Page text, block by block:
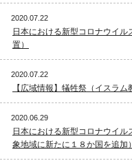
2020.07.22
日本における新型コロナウイ
置）
2020.07.22
【広域情報】犠牲祭（イスラ
2020.06.29
日本における新型コロナウイ
象地域に新たに１８か国を追加）